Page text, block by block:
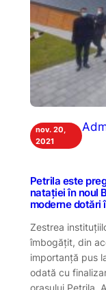
nov. 20,
2021
Petrila este
natației în noul
moderne dotări
Zestrea
îmbogățit, din
importanță pus
odată cu
orașului Petrila.